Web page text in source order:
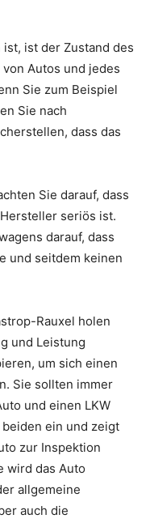
ist der Zustand des
Autos und jedes
Sie zum Beispiel
Sie nach
dass das
Sie darauf, dass
seriös ist.
darauf, dass
und seitdem keinen
Rauxel holen
und Leistung
um sich einen
Sie sollten immer
und einen LKW
ein und zeigt
zur Inspektion
wird das Auto
allgemeine
auch die